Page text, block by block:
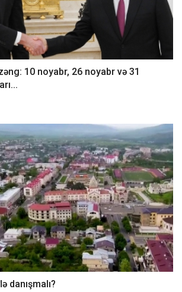
10 noyabr, 26 noyabr və 31
danışmalı?